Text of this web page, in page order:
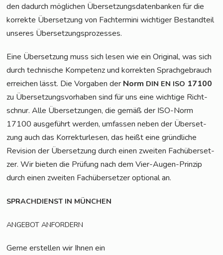
den dadurch mög­li­chen Über­set­zungs­da­ten­ban­ken für die
kor­rek­te Über­set­zung von Fach­ter­mi­ni wich­ti­ger Bestand­teil
unse­res Übersetzungsprozesses.
Eine Über­set­zung muss sich lesen wie ein Ori­gi­nal, was sich
durch tech­ni­sche Kom­pe­tenz und kor­rek­ten Sprach­ge­brauch
errei­chen lässt. Die Vor­ga­ben der Norm DIN EN ISO 17100
zu Über­set­zungs­vor­ha­ben sind für uns eine wich­ti­ge Richt­
schnur. Alle Über­set­zun­gen, die gemäß der ISO-Norm
17100 aus­ge­führt wer­den, umfas­sen neben der Über­set­
zung auch das Kor­rek­tur­le­sen, das heißt eine gründ­li­che
Revi­si­on der Über­set­zung durch einen zwei­ten Fach­über­set­
zer. Wir bie­ten die Prü­fung nach dem Vier-Augen-Prin­zip
durch einen zwei­ten Fach­über­set­zer optio­nal an.
SPRACHDIENST IN MÜNCHEN
ANGEBOT ANFORDERN
Ger­ne erstel­len wir Ihnen ein